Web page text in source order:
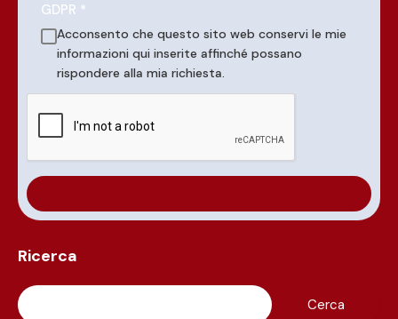
GDPR *
Acconsento che questo sito web conservi le mie
informazioni qui inserite affinché possano
rispondere alla mia richiesta.
Ricerca